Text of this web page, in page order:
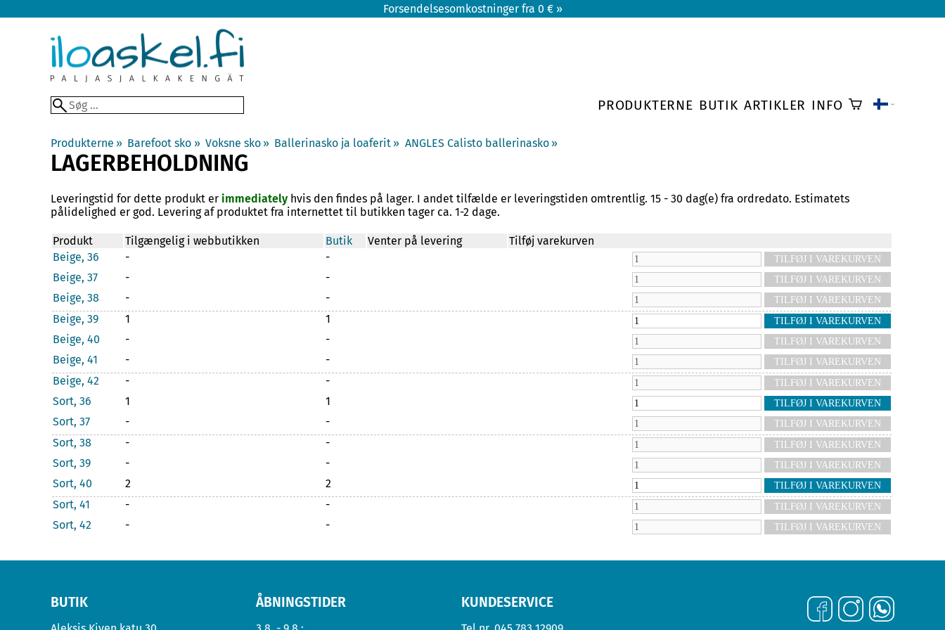
Forsendelsesomkostninger fra 0 € »
PRODUKTERNE BUTIK ARTIKLER INFO
Produkterne ‪» Barefoot sko ‪» Voksne sko ‪» Ballerinasko ja loaferit ‪» ANGLES Calisto ballerinasko ‪»
LAGERBEHOLDNING
Leveringstid for dette produkt er immediately hvis den findes på lager. I andet tilfælde er leveringstiden omtrentlig. 15 - 30 dag(e) fra ordredato. Estimatets
pålidelighed er god. Levering af produktet fra internettet til butikken tager ca. 1-2 dage.
Produkt Tilgængelig i webbutikken Butik Venter på levering
Tilføj varekurven
Beige, 36
-
-
Beige, 37
-
-
Beige, 38
-
-
Beige, 39
1
1
Beige, 40
-
-
Beige, 41
-
-
Beige, 42
-
-
Sort, 36
1
1
Sort, 37
-
-
Sort, 38
-
-
Sort, 39
-
-
Sort, 40
2
2
Sort, 41
-
-
Sort, 42
- -
BUTIK ÅBNINGSTIDER KUNDESERVICE